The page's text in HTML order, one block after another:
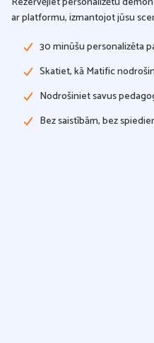
ar platformu, izmantojot jūsu
30 minūšu personalizēta
Skatiet, kā Matific
Nodrošiniet savus
Bez saistībām, bez